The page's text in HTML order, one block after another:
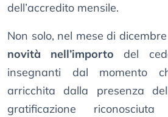
dell’accredito mensile.
Non solo, nel mese di
novità nell’importo del
insegnanti dal momento
arricchita dalla presenza
gratificazione